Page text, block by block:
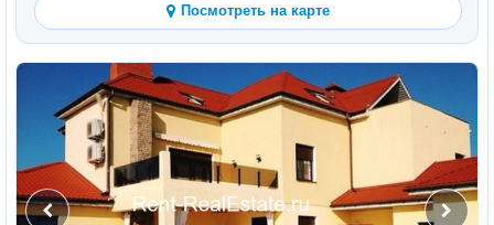
Посмотреть на карте